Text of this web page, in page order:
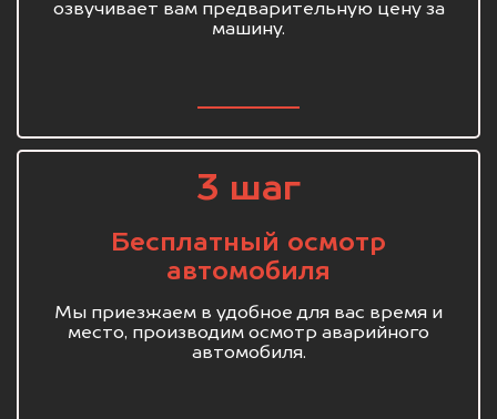
озвучивает вам предварительную цену за
машину.
3 шаг
Бесплатный осмотр
автомобиля
Мы приезжаем в удобное для вас время и
место, производим осмотр аварийного
автомобиля.